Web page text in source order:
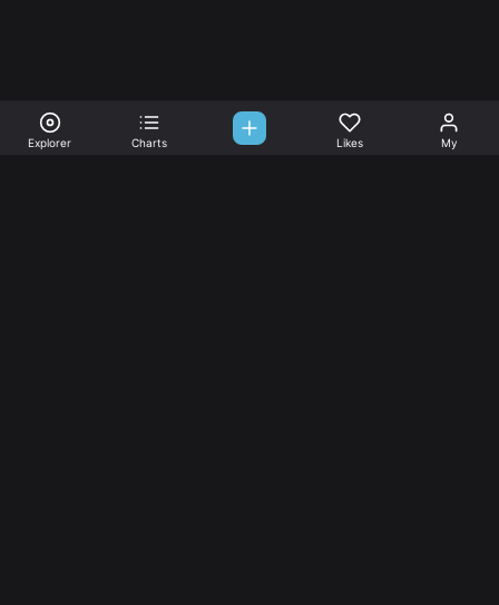
Explorer Charts Likes My